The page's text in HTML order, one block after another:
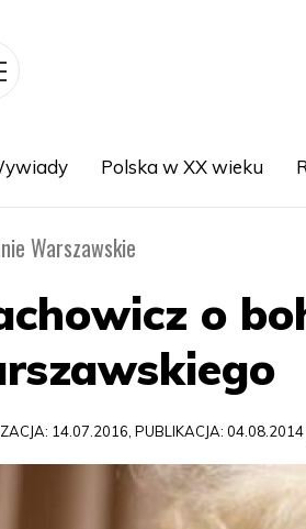
Polska w XX wieku
Warszawskie
o
14.07.2016, PUBLIKACJA: 04.08.2014